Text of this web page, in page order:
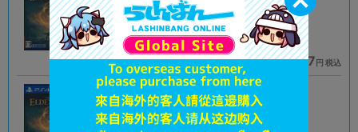
オンライン
品切状態 3,190円 税込
熊本店
3,267円 税込
状態 :A